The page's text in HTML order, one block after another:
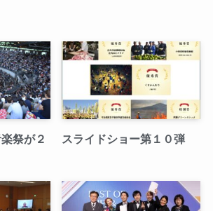
祭が２
スライドショー第１０弾